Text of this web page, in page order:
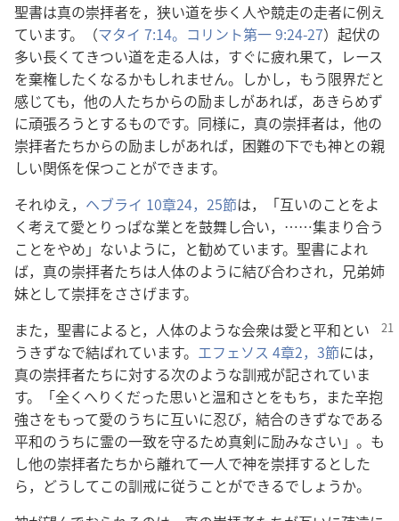
聖書は真の崇拝者を，狭い道を歩く人や競走の走者に例え
ています。（マタイ 7:14。 コリント第一 9:24-27）起伏の
多い長くてきつい道を走る人は，すぐに疲れ果て，レース
を棄権したくなるかもしれません。しかし，もう限界だと
感じても，他の人たちからの励ましがあれば，あきらめず
に頑張ろうとするものです。同様に，真の崇拝者は，他の
崇拝者たちからの励ましがあれば，困難の下でも神との親
しい関係を保つことができます。
それゆえ， ヘブライ 10章24，25節は，「互いのことをよ
く考えて愛とりっぱな業とを鼓舞し合い，……集まり合う
ことをやめ」ないように，と勧めています。聖書によれ
ば，真の崇拝者たちは人体のように結び合わされ，兄弟姉
妹として崇拝をささげます。
また，聖書によると，人体のような会衆は愛と平和とい
うきずなで結ばれています。 エフェソス 4章2，3節には，
真の崇拝者たちに対する次のような訓戒が記されていま
す。「全くへりくだった思いと温和さとをもち，また辛抱
強さをもって愛のうちに互いに忍び，結合のきずなである
平和のうちに霊の一致を守るため真剣に励みなさい」。も
し他の崇拝者たちから離れて一人で神を崇拝するとした
ら，どうしてこの訓戒に従うことができるでしょうか。